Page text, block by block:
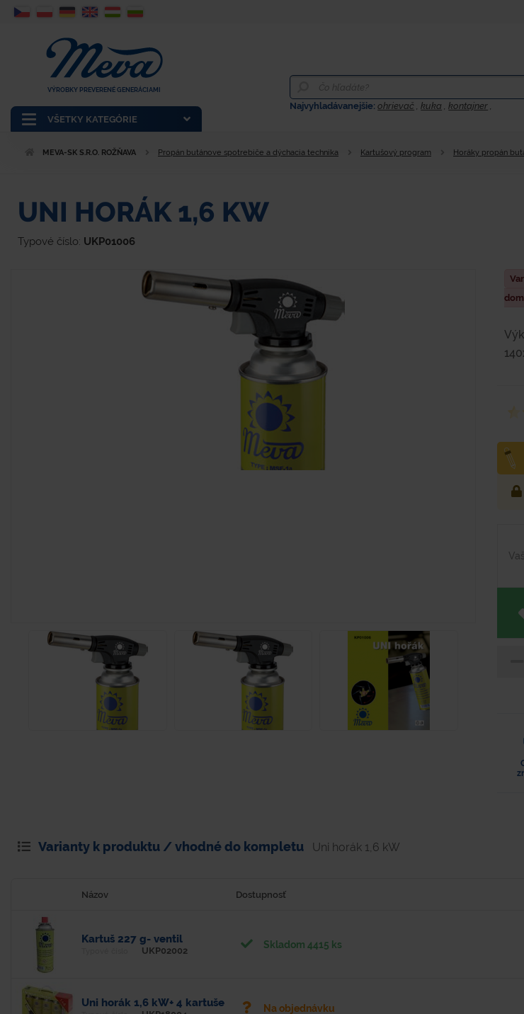
VŠETKY KATEGÓRIE
VÝROBKY PREVERENÉ GENERÁCIAMI
Najvyhladávanejšie:ohrievač ,kuka ,kontajner ,
MEVA-SK S.R.O. ROŽŇAVA Propán butánove spotrebiče a dýchacia technika Kartušový program Horáky propán
UNI HORÁK 1,6 KW
Typové číslo: UKP01006
Varianty k produktu / vhodné do kompletu Uni horák 1,6 kW
Názov Dostupnosť
Kartuš 227 g- ventil
UKP02002
Skladom 4415 ks
Uni horák 1,6 kW+ 4 kartuše Na objednávku